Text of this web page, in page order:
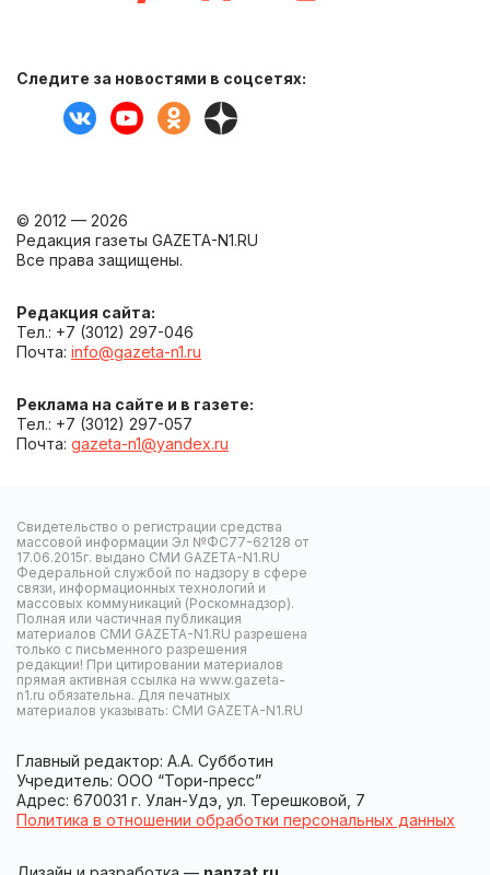
Следите за новостями в соцсетях:
© 2012 — 2026
Редакция газеты GAZETA-N1.RU
Все права защищены.
Редакция сайта:
Тел.: +7 (3012) 297-046
Почта: info@gazeta-n1.ru
Реклама на сайте и в газете:
Тел.: +7 (3012) 297-057
Почта: gazeta-n1@yandex.ru
Свидетельство о регистрации средства
массовой информации Эл №ФС77-62128 от
17.06.2015г. выдано СМИ GAZETA-N1.RU
Федеральной службой по надзору в сфере
связи, информационных технологий и
массовых коммуникаций (Роскомнадзор).
Полная или частичная публикация
материалов СМИ GAZETA-N1.RU разрешена
только с письменного разрешения
редакции! При цитировании материалов
прямая активная ссылка на www.gazeta-
n1.ru обязательна. Для печатных
материалов указывать: СМИ GAZETA-N1.RU
Главный редактор: А.А. Субботин
Учредитель: ООО “Тори-пресс”
Адрес: 670031 г. Улан-Удэ, ул. Терешковой, 7
Политика в отношении обработки персональных данных